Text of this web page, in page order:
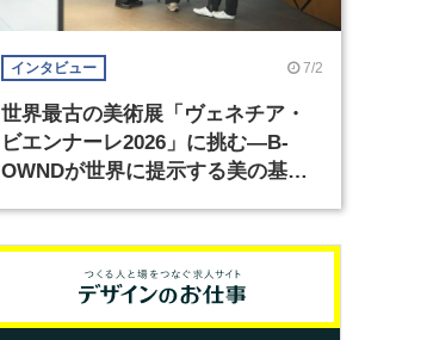
インタビュー 7/2
世界最古の美術展「ヴェネチア・
ビエンナーレ2026」に挑む―B-
OWNDが世界に提示する美の基準